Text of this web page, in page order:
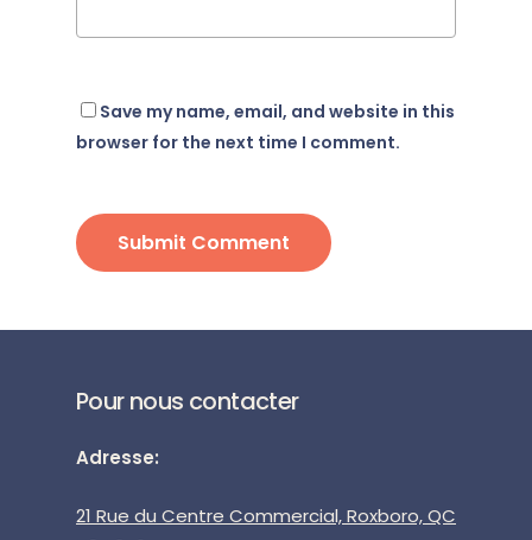
Save my name, email, and website in this
browser for the next time I comment.
Pour nous contacter
Adresse:
21 Rue du Centre Commercial, Roxboro, QC